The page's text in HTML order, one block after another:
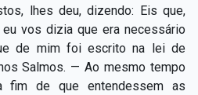
lhes deu, dizendo: Eis que,
vos dizia que era necessário
de mim foi escrito na lei de
Salmos. — Ao mesmo tempo
fim de que entendessem as